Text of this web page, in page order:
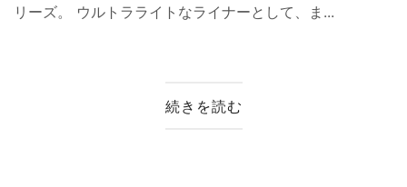
リーズ。 ウルトラライトなライナーとして、ま...
続きを読む